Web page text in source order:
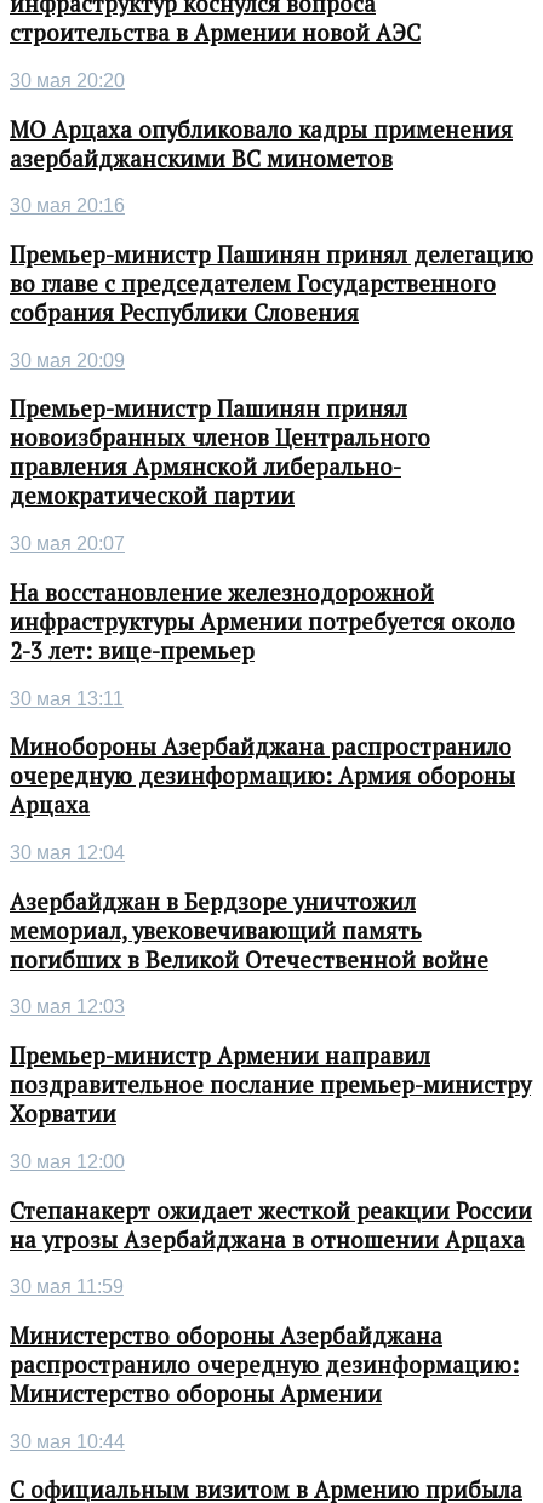
строительства в Армении новой АЭС
30 мая 20:20
МО Арцаха опубликовало кадры применения
азербайджанскими ВС минометов
30 мая 20:16
Премьер-министр Пашинян принял делегацию
во главе с председателем Государственного
собрания Республики Словения
30 мая 20:09
Премьер-министр Пашинян принял
новоизбранных членов Центрального
правления Армянской либерально-
демократической партии
30 мая 20:07
На восстановление железнодорожной
инфраструктуры Армении потребуется около
2-3 лет: вице-премьер
30 мая 13:11
Минобороны Азербайджана распространило
очередную дезинформацию: Армия обороны
Арцаха
30 мая 12:04
Азербайджан в Бердзоре уничтожил
мемориал, увековечивающий память
погибших в Великой Отечественной войне
30 мая 12:03
Премьер-министр Армении направил
поздравительное послание премьер-министру
Хорватии
30 мая 12:00
Степанакерт ожидает жесткой реакции России
на угрозы Азербайджана в отношении Арцаха
30 мая 11:59
Министерство обороны Азербайджана
распространило очередную дезинформацию:
Министерство обороны Армении
30 мая 10:44
С официальным визитом в Армению прибыла